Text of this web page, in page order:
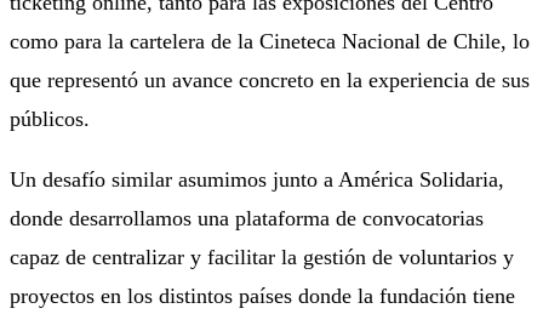
como para la cartelera de la Cineteca Nacional de Chile, lo
que representó un avance concreto en la experiencia de sus
públicos.
Un desafío similar asumimos junto a América Solidaria,
donde desarrollamos una plataforma de convocatorias
capaz de centralizar y facilitar la gestión de voluntarios y
proyectos en los distintos países donde la fundación tiene